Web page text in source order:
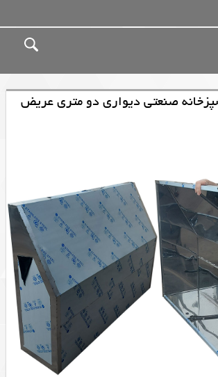
صنعتی دیواری دو متری عریض